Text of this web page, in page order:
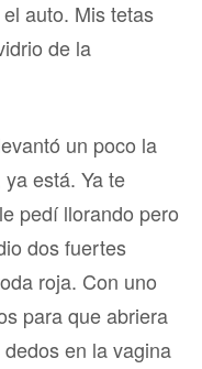
auto. Mis tetas
de la
un poco la
está. Ya te
pedí llorando pero
dos fuertes
roja. Con uno
para que abriera
en la vagina